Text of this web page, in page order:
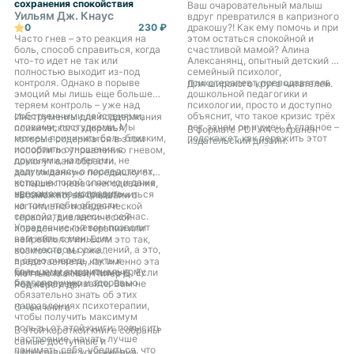
сохранения спокойствия
Уильям Дж. Кнаус
0
230 ₽
Часто гнев – это реакция на
боль, способ справиться, когда
что-то идет не так или
полностью выходит из-под
контроля. Однако в порыве
эмоций мы лишь еще больше
теряем контроль – уже над
собственными действиями,
словами, поступками. Мы
можем причинить боль близким,
испортить отношения с
друзьями, коллегами, не
задумываясь о последствиях,
которые порой сложно и даже
невозможно исправить…
Инструменты для поддержания
психического здоровья,
которые содержатся в этом
пособии по управлению гневом,
помогут вам обрести
долгожданную передышку от
вспышек гнева и негодования,
вы сможете сосредоточиться
на том, чтобы обрести
спокойствие здесь и сейчас.
Управление гневом позволит
вам жить с меньшим
количеством сожалений, а это,
в свою очередь, путь к
большему эмоциональному
благополучию и здоровью.
«Возможно, вы слышали о
когнитивно-поведенческой
терапии, диалектической
поведенческой терапии или
нейробиологии. Если это так,
возможно, вы уже
представляете, как именно эта
книга может вам помочь. Если
нет, не переживайте. Вам не
обязательно знать об этих
направлениях психотерапии,
чтобы получить максимум
пользы от этой книги: повысить
настроение, начать лучше
понимать себя, убедиться, что
Мэттью Маккей, Питер Д.
Роджерс и др.
О чем книга
В этой короткой книге собраны
самые доступные и
Ваш очаровательный малыш
вдруг превратился в капризного
дракошу?! Как ему помочь и при
этом остаться спокойной и
счастливой мамой? Алина
Алексанянц, опытный детский и
семейный психолог,
психотерапевт, преподаватель
дошкольной педагогики и
психологии, просто и доступно
объяснит, что такое кризис трёх
лет, зачем он нужен. А главное –
подскажет, как пережить этот
период с пользой для вас и
Для широкого круга читателей.
В формате PDF A4 сохранён
издательский дизайн.